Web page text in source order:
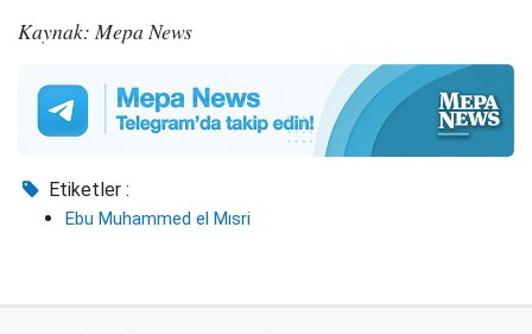
Kaynak: Mepa News
Etiketler :
Ebu Muhammed el Mısri